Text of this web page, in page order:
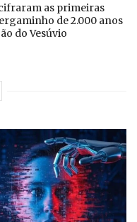
as primeiras
de 2.000 anos
do Vesúvio